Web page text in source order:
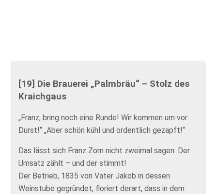
[19] Die Brauerei „Palmbräu“ – Stolz des
Kraichgaus
„Franz, bring noch eine Runde! Wir kommen um vor
Durst!“ „Aber schön kühl und ordentlich gezapft!“
Das lässt sich Franz Zorn nicht zweimal sagen. Der
Umsatz zählt – und der stimmt!
Der Betrieb, 1835 von Vater Jakob in dessen
Weinstube gegründet, floriert derart, dass in dem